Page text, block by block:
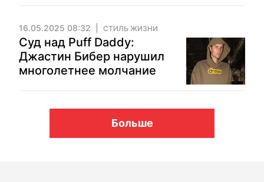
16.05.2025 08:32 СТИЛЬ ЖИЗНИ
Суд над Puff Daddy:
Джастин Бибер нарушил
многолетнее молчание
Больше